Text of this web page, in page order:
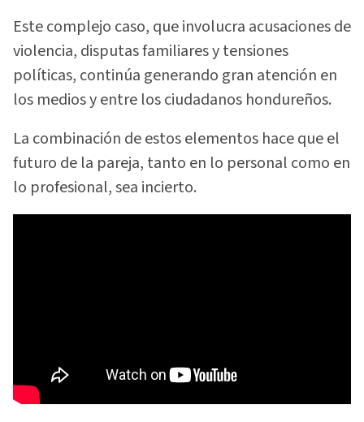
Este complejo caso, que involucra acusaciones de
violencia, disputas familiares y tensiones
políticas, continúa generando gran atención en
los medios y entre los ciudadanos hondureños.
La combinación de estos elementos hace que el
futuro de la pareja, tanto en lo personal como en
lo profesional, sea incierto.